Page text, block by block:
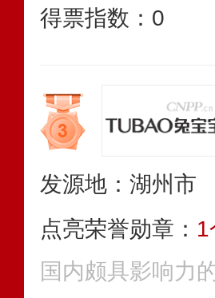
得票指数： 0
发源地：湖州市
点亮荣誉勋章： 1
国内颇具影响力